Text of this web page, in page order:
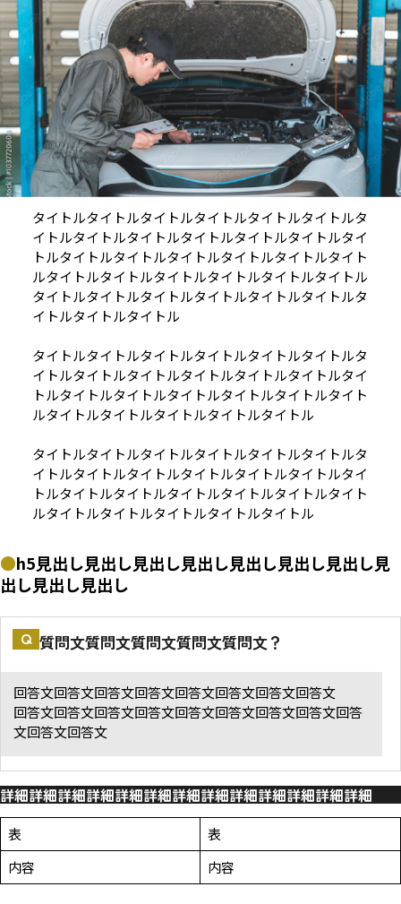
タイトルタイトルタイトルタイトルタイトルタイトルタ
イトルタイトルタイトルタイトルタイトルタイトルタイ
トルタイトルタイトルタイトルタイトルタイトルタイト
ルタイトルタイトルタイトルタイトルタイトルタイトル
タイトルタイトルタイトルタイトルタイトルタイトルタ
イトルタイトルタイトル
タイトルタイトルタイトルタイトルタイトルタイトルタ
イトルタイトルタイトルタイトルタイトルタイトルタイ
トルタイトルタイトルタイトルタイトルタイトルタイト
ルタイトルタイトルタイトルタイトルタイトル
タイトルタイトルタイトルタイトルタイトルタイトルタ
イトルタイトルタイトルタイトルタイトルタイトルタイ
トルタイトルタイトルタイトルタイトルタイトルタイト
ルタイトルタイトルタイトルタイトルタイトル
h5見出し見出し見出し見出し見出し見出し見出し見
出し見出し見出し
質問文質問文質問文質問文質問文？
回答文回答文回答文回答文回答文回答文回答文回答文
回答文回答文回答文回答文回答文回答文回答文回答文回答
文回答文回答文
詳細詳細詳細詳細詳細詳細詳細詳細詳細詳細詳細詳細詳細
表
表
内容
内容